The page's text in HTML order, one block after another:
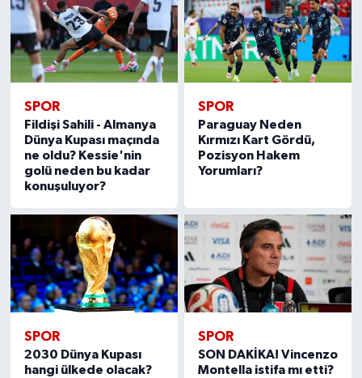
SPOR
Fildişi Sahili - Almanya
Dünya Kupası maçında
ne oldu? Kessie'nin
golü neden bu kadar
konuşuluyor?
SPOR
Paraguay Neden
Kırmızı Kart Gördü,
Pozisyon Hakem
Yorumları?
SPOR
2030 Dünya Kupası
hangi ülkede olacak?
SPOR
SON DAKİKA! Vincenzo
Montella istifa mı etti?